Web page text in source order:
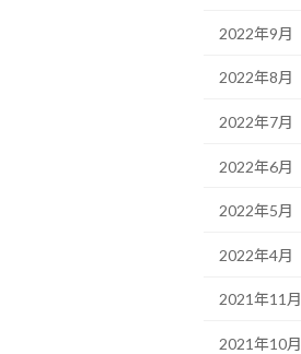
2022年9月
2022年8月
2022年7月
2022年6月
2022年5月
2022年4月
2021年11月
2021年10月